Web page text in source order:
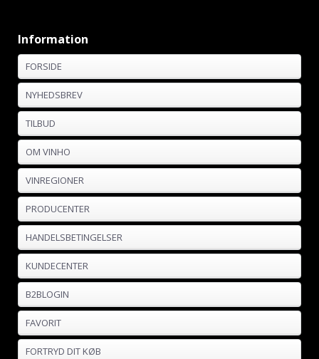
Information
FORSIDE
NYHEDSBREV
TILBUD
OM VINHO
VINREGIONER
PRODUCENTER
HANDELSBETINGELSER
KUNDECENTER
B2BLOGIN
FAVORIT
FORTRYD DIT KØB